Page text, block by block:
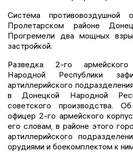
Система противовоздушной
Пролетарском районе
Прогремели два мощных
застройкой.
Разведка 2-го
Народной Республики
артиллерийского
в Донецкой Народной
советского производства.
офицер 2-го армейского
его словам, в районе этого
артиллерийского
орудиями и боекомплектом к